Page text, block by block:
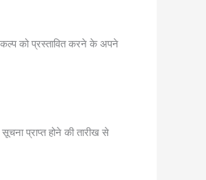
को प्रस्तावित करने के अपने
प्राप्त होने की तारीख से